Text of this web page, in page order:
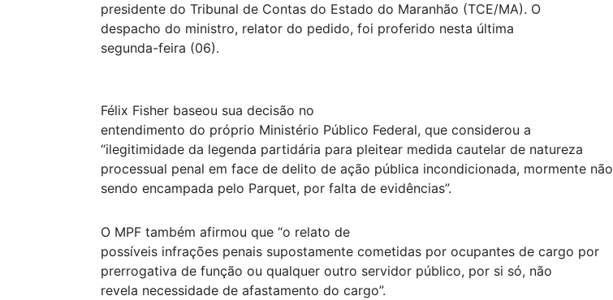
presidente do Tribunal de Contas do Estado do Maranhão (TCE/MA). O
despacho do ministro, relator do pedido, foi proferido nesta última
segunda-feira (06).
Félix Fisher baseou sua decisão no
entendimento do próprio Ministério Público Federal, que considerou a
“ilegitimidade da legenda partidária para pleitear medida cautelar de natureza
processual penal em face de delito de ação pública incondicionada, mormente não
sendo encampada pelo Parquet, por falta de evidências”.
O MPF também afirmou que “o relato de
possíveis infrações penais supostamente cometidas por ocupantes de cargo por
prerrogativa de função ou qualquer outro servidor público, por si só, não
revela necessidade de afastamento do cargo”.